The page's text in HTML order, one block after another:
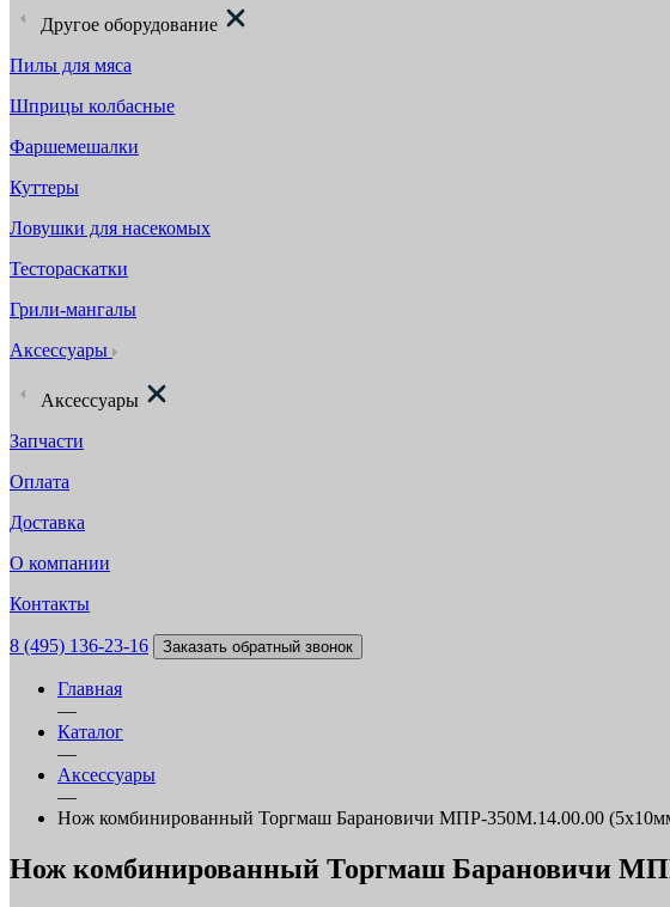
Другое оборудование
Пилы для мяса
Шприцы колбасные
Фаршемешалки
Куттеры
Ловушки для насекомых
Тестораскатки
Грили-мангалы
Аксессуары
Аксессуары
Запчасти
Оплата
Доставка
О компании
Контакты
8 (495) 136-23-16 Заказать обратный звонок
Главная
—
Каталог
—
Аксессуары
—
Нож комбинированный Торгмаш Барановичи МПР-350М.14.00.00
Нож комбинированный Торгмаш Барановичи